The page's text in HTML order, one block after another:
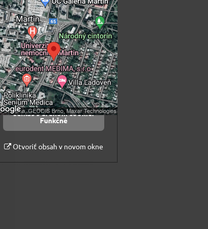
Externý obsah je
blokovaný Voľbami
súkromia
Prajete si načítať externý obsah?
Povoliť tentokrát
Povoliť a zapamätať -
súhlas s druhom cookie:
Funkčné
Otvoriť obsah v novom okne